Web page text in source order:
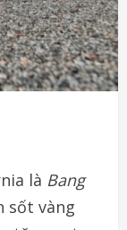
là Bang
sốt vàng